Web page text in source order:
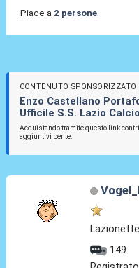
Piace a 2 persone.
CONTENUTO SPONSORIZZATO
Enzo Castellano
Ufficile S.S. Lazio Calcio
Acquistando tramite questo link
aggiuntivi per te.
149